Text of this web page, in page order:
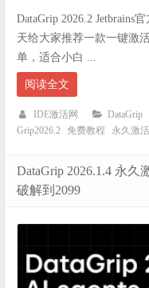
DataGrip 2026.2 Jetbrains
天给大家推荐一款一键激
单，适合小白 ...
阅读全文
IDE激活网 DataGrip
Grip2026.2 免费教程 永久激活
DataGrip 2026.1.4 永
破解到2099